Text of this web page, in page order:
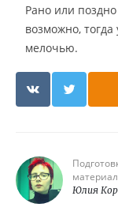
Рано или
возможно,
мелочью.
Юлия